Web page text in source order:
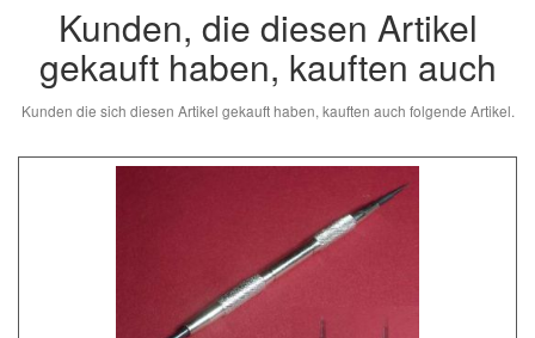
Kunden, die diesen Artikel
gekauft haben, kauften auch
Kunden die sich diesen Artikel gekauft haben, kauften auch folgende Artikel.